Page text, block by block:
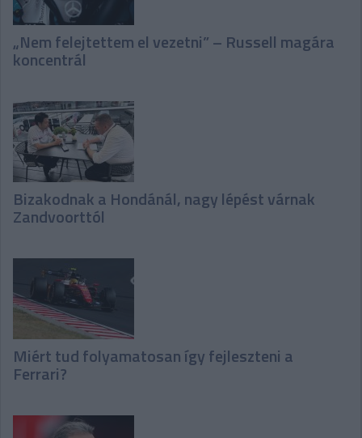
„Nem felejtettem el vezetni” – Russell magára
koncentrál
Bizakodnak a Hondánál, nagy lépést várnak
Zandvoorttól
Miért tud folyamatosan így fejleszteni a
Ferrari?